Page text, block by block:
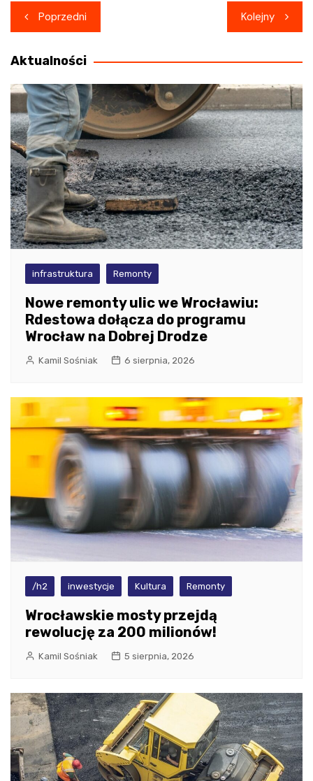
Nawigacja
wpisu
Poprzedni Kolejny
Aktualności
infrastruktura Remonty
Nowe remonty ulic we Wrocławiu:
Rdestowa dołącza do programu
Wrocław na Dobrej Drodze
Kamil Sośniak 6 sierpnia, 2026
/h2 inwestycje Kultura Remonty
Wrocławskie mosty przejdą
rewolucję za 200 milionów!
Kamil Sośniak 5 sierpnia, 2026